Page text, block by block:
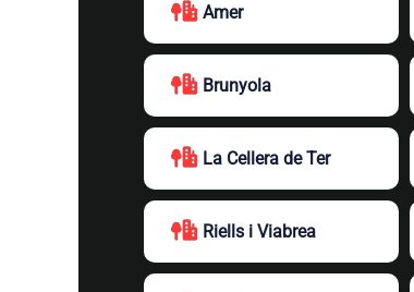
Amer
Brunyola
La Cellera de Ter
Riells i Viabrea